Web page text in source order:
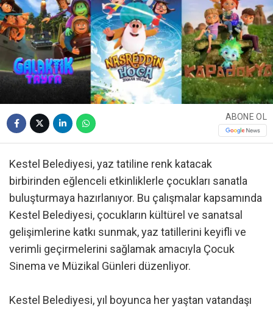
ABONE OL
Kestel Belediyesi, yaz tatiline renk katacak
birbirinden eğlenceli etkinliklerle çocukları sanatla
buluşturmaya hazırlanıyor. Bu çalışmalar kapsamında
Kestel Belediyesi, çocukların kültürel ve sanatsal
gelişimlerine katkı sunmak, yaz tatillerini keyifli ve
verimli geçirmelerini sağlamak amacıyla Çocuk
Sinema ve Müzikal Günleri düzenliyor.
Kestel Belediyesi, yıl boyunca her yaştan vatandaşı